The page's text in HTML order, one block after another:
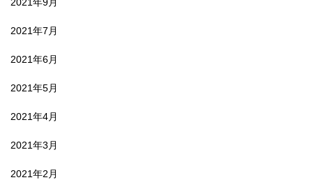
2021年7月
2021年6月
2021年5月
2021年4月
2021年3月
2021年2月